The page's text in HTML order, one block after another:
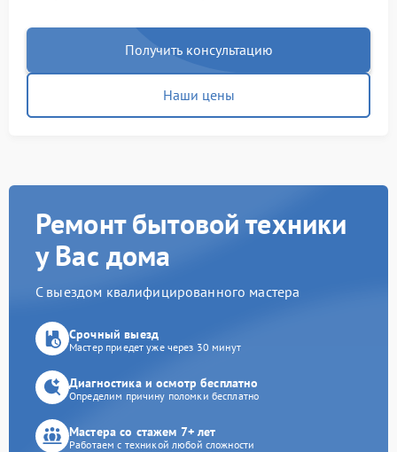
Получить консультацию
Наши цены
Ремонт бытовой техники
у Вас дома
С выездом квалифицированного мастера
Срочный выезд
Мастер приедет уже через 30 минут
Диагностика и осмотр бесплатно
Определим причину поломки бесплатно
Мастера со стажем 7+ лет
Работаем с техникой любой сложности